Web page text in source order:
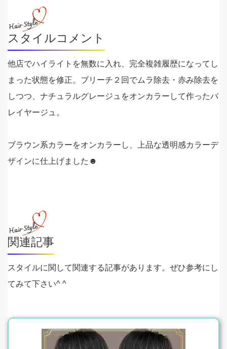
スタイルコメント
他店でハイライトを無数に入れ、完全複雑履歴になってし
まった状態を修正。ブリーチ２回でムラ除去・赤み除去を
しつつ、ナチュラルグレージュをオンカラーして作ったバ
レイヤージュ。
ブラウン系カラーをオンカラーし、上品な透明感カラーデ
ザインに仕上げました☻
関連記事
スタイルに関して関連する記事があります。ぜひ参考にし
てみて下さい^ ^